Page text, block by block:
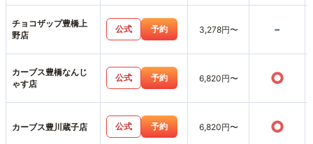
チョコザップ豊橋上
野店
公式 予約 3,278円〜 -
カーブス豊橋なんじ
ゃす店
公式 予約 6,820円〜 ○
カーブス豊川蔵子店 公式 予約 6,820円〜 ○